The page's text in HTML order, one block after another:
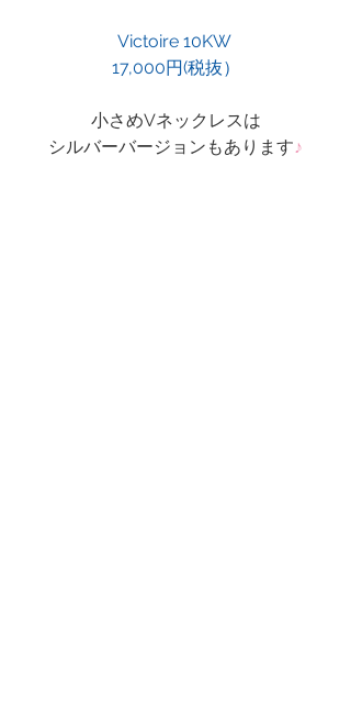
Victoire 10KW
17,000円(税抜）
小さめVネックレスは
シルバーバージョンもあります♪